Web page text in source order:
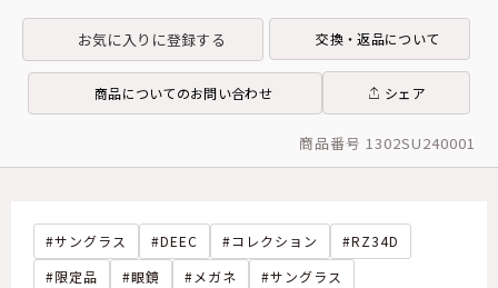
お気に入りに登録する 交換・返品について
商品についてのお問い合わせ シェア
商品番号 1302SU240001
サングラス DEEC コレクション
RZ34D
限定品
眼鏡 メガネ サングラス